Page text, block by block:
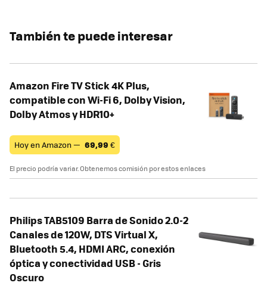
También te puede interesar
Amazon Fire TV Stick 4K Plus,
compatible con Wi-Fi 6, Dolby Vision,
Dolby Atmos y HDR10+
Hoy en Amazon — 69,99 €
El precio podría variar. Obtenemos comisión por estos enlaces
Philips TAB5109 Barra de Sonido 2.0-2
Canales de 120W, DTS Virtual X,
Bluetooth 5.4, HDMI ARC, conexión
óptica y conectividad USB - Gris
Oscuro